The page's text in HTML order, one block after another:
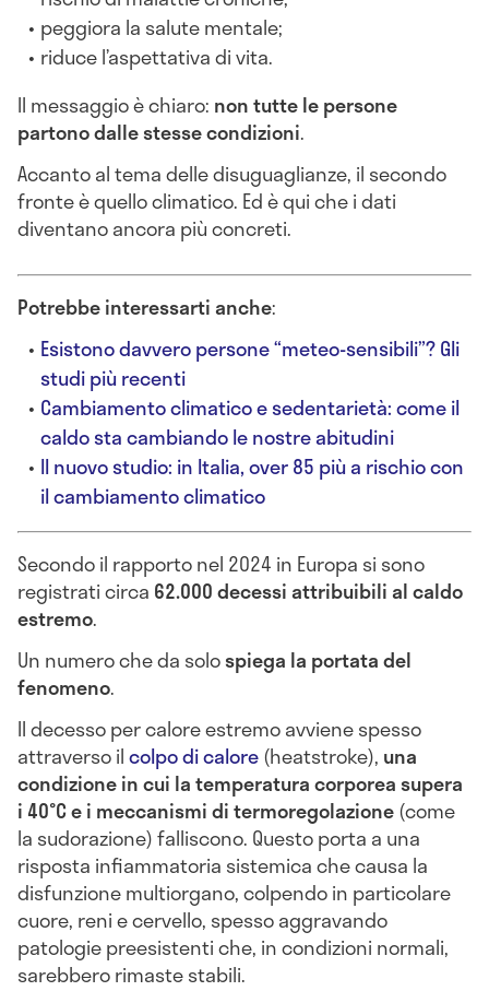
peggiora la salute mentale;
riduce l’aspettativa di vita.
Il messaggio è chiaro: non tutte le persone
partono dalle stesse condizioni.
Accanto al tema delle disuguaglianze, il secondo
fronte è quello climatico. Ed è qui che i dati
diventano ancora più concreti.
Potrebbe interessarti anche:
Esistono davvero persone “meteo-sensibili”? Gli
studi più recenti
Cambiamento climatico e sedentarietà: come il
caldo sta cambiando le nostre abitudini
Il nuovo studio: in Italia, over 85 più a rischio con
il cambiamento climatico
Secondo il rapporto nel 2024 in Europa si sono
registrati circa 62.000 decessi attribuibili al caldo
estremo.
Un numero che da solospiega la portata del
fenomeno.
Il decesso per calore estremo avviene spesso
attraverso ilcolpo di calore(heatstroke), una
condizione in cui la temperatura corporea supera
i 40°C e i meccanismi di termoregolazione(come
la sudorazione) falliscono. Questo porta a una
risposta infiammatoria sistemica che causa la
disfunzione multiorgano, colpendo in particolare
cuore, reni e cervello, spesso aggravando
patologie preesistenti che, in condizioni normali,
sarebbero rimaste stabili.